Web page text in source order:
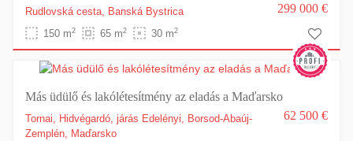
Rudlovská cesta, Banská Bystrica
150 m2 65 m2 30 m2
299 000 €
Más üdülő és lakólétesítmény az eladás a Maďarsko
Tornai, Hidvégardó, járás Edelényi, Borsod-Abaúj-
Zemplén, Maďarsko
62 500 €